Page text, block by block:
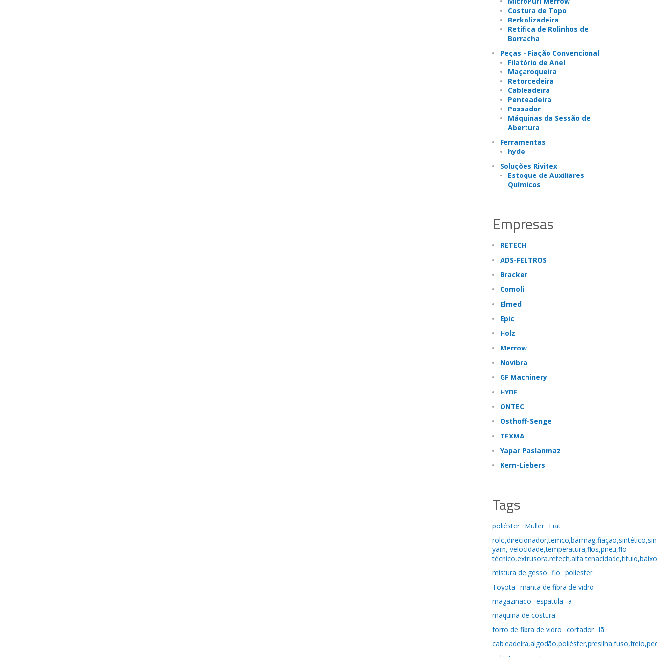
Costura de Topo
Berkolizadeira
Retifica de Rolinhos de
Borracha
Peças - Fiação Convencional
Filatório de Anel
Maçaroqueira
Retorcedeira
Cableadeira
Penteadeira
Passador
Máquinas da Sessão de
Abertura
Ferramentas
hyde
Soluções Rivitex
Estoque de Auxiliares
Químicos
Empresas
RETECH
ADS-FELTROS
Bracker
Comoli
Elmed
Epic
Holz
Merrow
Novibra
GF Machinery
HYDE
ONTEC
Osthoff-Senge
TEXMA
Yapar Paslanmaz
Kern-Liebers
Tags
poliéster Müller Fiat
yarn, velocidade,temperatura,fios,pneu,fio
técnico,extrusora,retech,alta tenacidade,titulo,baixo
mistura de gesso fio poliester
Toyota manta de fibra de vidro
magazinado espatula ã
maquina de costura
forro de fibra de vidro cortador lã